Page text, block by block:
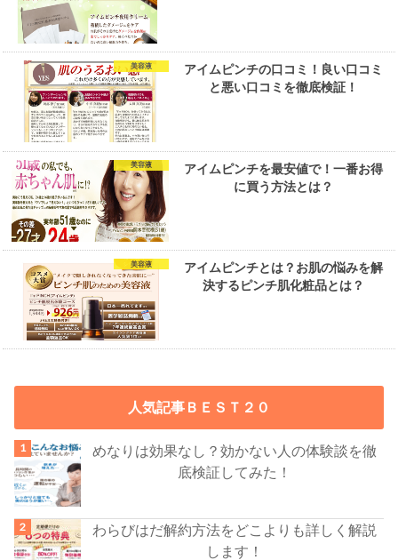
美容液
アイムピンチの口コミ！良い口コミ
と悪い口コミを徹底検証！
美容液
アイムピンチを最安値で！一番お得
に買う方法とは？
美容液
アイムピンチとは？お肌の悩みを解
決するピンチ肌化粧品とは？
人気記事ＢＥＳＴ２０
めなりは効果なし？効かない人の体験談を徹
底検証してみた！
わらびはだ解約方法をどこよりも詳しく解説
します！